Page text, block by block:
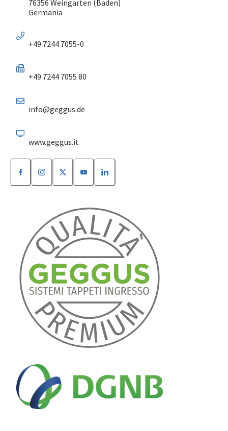
76356 Weingarten (Baden)
Germania
+49 7244 7055-0
+49 7244 7055 80
info@geggus.de
www.geggus.it